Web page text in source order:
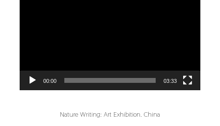
00:00 03:33
Nature Writing: Art Exhibition. China